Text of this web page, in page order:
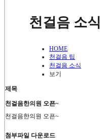
난임 / 불임
갱년기
아토피
천걸음 팁
치료노하우
언론에서 본 천걸음
천걸음 소식
HOME
천걸음 팁
천걸음 소식
보기
제목
천걸음한의원 오픈~
천걸음한의원 오픈~
첨부파일 다운로드